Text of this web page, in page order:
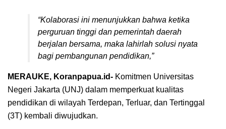
“Kolaborasi ini menunjukkan bahwa ketika
perguruan tinggi dan pemerintah daerah
berjalan bersama, maka lahirlah solusi nyata
bagi pembangunan pendidikan,”
MERAUKE, Koranpapua.id- Komitmen Universitas
Negeri Jakarta (UNJ) dalam memperkuat kualitas
pendidikan di wilayah Terdepan, Terluar, dan Tertinggal
(3T) kembali diwujudkan.